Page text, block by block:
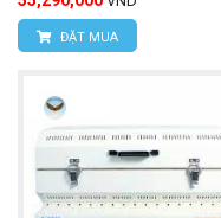
ĐẶT MUA